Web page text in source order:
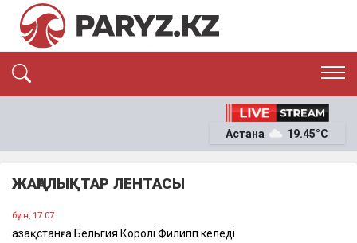
ЭКОНОМИКА
ОҚИҒА
Астана 19.45°C
ЖАҢАЛЫҚТАР ЛЕНТАСЫ
бүгін, 17:07
Қазақстанға Бельгия Королі Филипп келеді